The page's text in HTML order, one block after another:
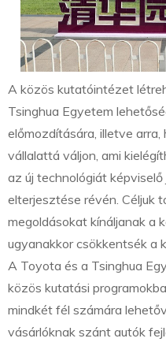
A közös kutatóintézet
Tsinghua Egyetem
előmozdítására, illetve
vállalattá váljon, ami
az új technológiát
elterjesztése révén. Céljuk
megoldásokat kínáljanak a
ugyanakkor csökkentsék a
A Toyota és a Tsinghua
közös kutatási
mindkét fél számára
vásárlóknak szánt autók